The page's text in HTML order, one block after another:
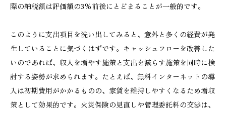
際の納税額は評価額の3%前後にとどまることが一般的です。
このように支出項目を洗い出してみると、意外と多くの経費が発
生していることに気づくはずです。キャッシュフローを改善した
いのであれば、収入を増やす施策と支出を減らす施策を同時に検
討する姿勢が求められます。たとえば、無料インターネットの導
入は初期費用がかかるものの、家賃を維持しやすくなるため増収
策として効果的です。火災保険の見直しや管理委託料の交渉は、